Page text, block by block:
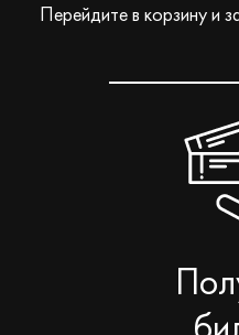
Перейдите в корзину и